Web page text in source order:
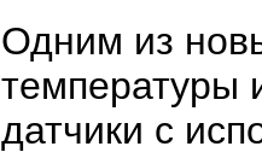
Одним из
температуры
датчики с